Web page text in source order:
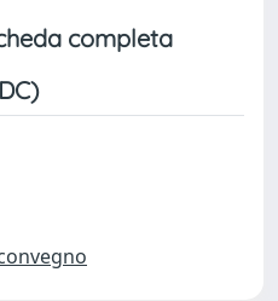
completa